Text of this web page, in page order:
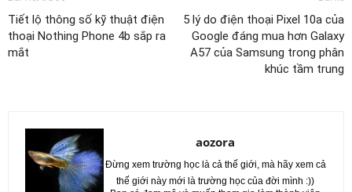
Tiết lộ thông số kỹ thuật điện
thoại Nothing Phone 4b sắp ra
mắt
5 lý do điện thoại Pixel 10a của
Google đáng mua hơn Galaxy
A57 của Samsung trong phân
khúc tầm trung
aozora
Đừng xem trường học là cả thế giới, mà hãy xem cả
thế giới này mới là trường học của đời mình :))